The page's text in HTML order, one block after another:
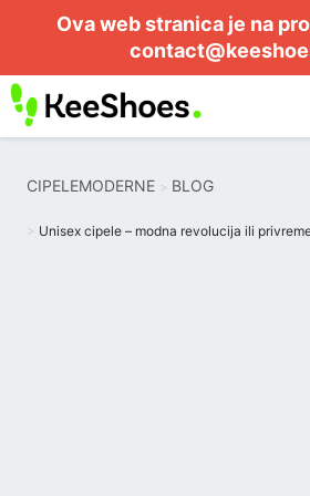
Ova web stranica je na
CIPELEMODERNE BLOG
Unisex cipele – modna revolucija ili